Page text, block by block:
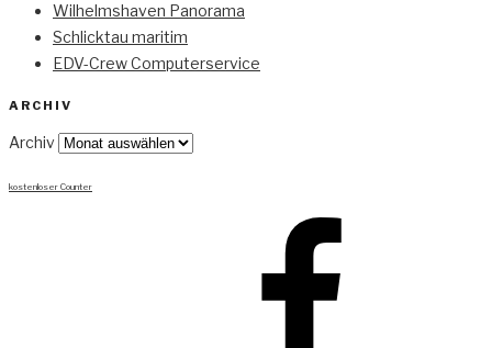
Wilhelmshaven Panorama
Schlicktau maritim
EDV-Crew Computerservice
ARCHIV
Archiv
kostenloser Counter